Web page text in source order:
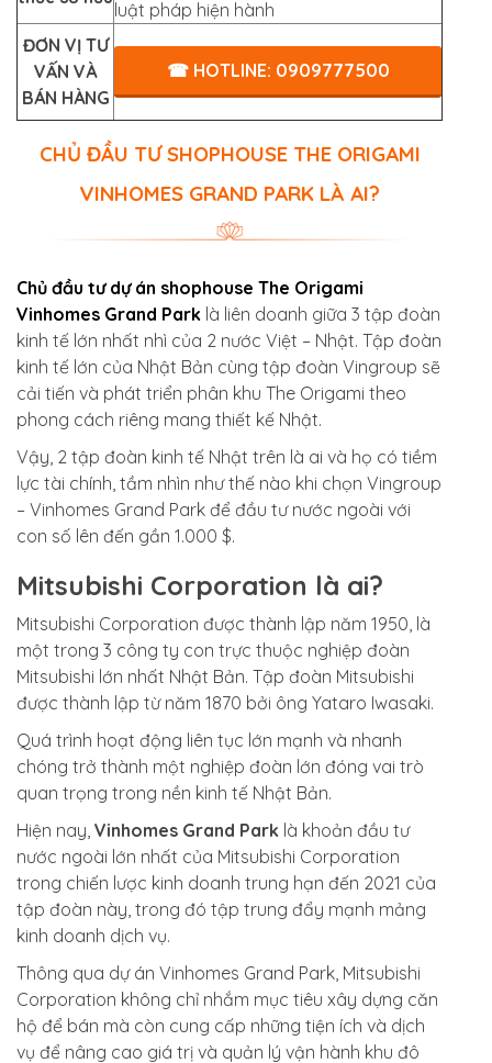
luật pháp hiện hành
ĐƠN VỊ TƯ
VẤN VÀ
BÁN HÀNG
☎ HOTLINE: 0909777500
CHỦ ĐẦU TƯ SHOPHOUSE THE ORIGAMI
VINHOMES GRAND PARK LÀ AI?
Chủ đầu tư dự án shophouse The Origami
Vinhomes Grand Park là liên doanh giữa 3 tập đoàn
kinh tế lớn nhất nhì của 2 nước Việt – Nhật. Tập đoàn
kinh tế lớn của Nhật Bản cùng tập đoàn Vingroup sẽ
cải tiến và phát triển phân khu The Origami theo
phong cách riêng mang thiết kế Nhật.
Vậy, 2 tập đoàn kinh tế Nhật trên là ai và họ có tiềm
lực tài chính, tầm nhìn như thế nào khi chọn Vingroup
– Vinhomes Grand Park để đầu tư nước ngoài với
con số lên đến gần 1.000 $.
Mitsubishi Corporation là ai?
Mitsubishi Corporation được thành lập năm 1950, là
một trong 3 công ty con trực thuộc nghiệp đoàn
Mitsubishi lớn nhất Nhật Bản. Tập đoàn Mitsubishi
được thành lập từ năm 1870 bởi ông Yataro Iwasaki.
Quá trình hoạt động liên tục lớn mạnh và nhanh
chóng trở thành một nghiệp đoàn lớn đóng vai trò
quan trọng trong nền kinh tế Nhật Bản.
Hiện nay, Vinhomes Grand Park là khoản đầu tư
nước ngoài lớn nhất của Mitsubishi Corporation
trong chiến lược kinh doanh trung hạn đến 2021 của
tập đoàn này, trong đó tập trung đẩy mạnh mảng
kinh doanh dịch vụ.
Thông qua dự án Vinhomes Grand Park, Mitsubishi
Corporation không chỉ nhắm mục tiêu xây dựng căn
hộ để bán mà còn cung cấp những tiện ích và dịch
vụ để nâng cao giá trị và quản lý vận hành khu đô